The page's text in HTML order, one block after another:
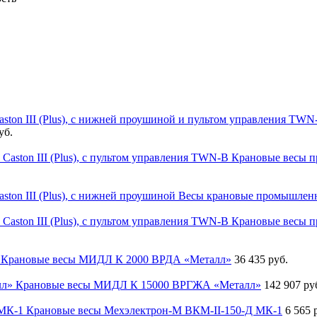
Крановые весы
Весы крановые
Крановые весы
Крановые весы МИДЛ К 2000 ВРДА «Металл» 36 435 руб.
Крановые весы МИДЛ К 15000 ВРГЖА «Металл» 142 907
Крановые весы Мехэлектрон-М ВКМ-II-150-Д МК-1 6 565